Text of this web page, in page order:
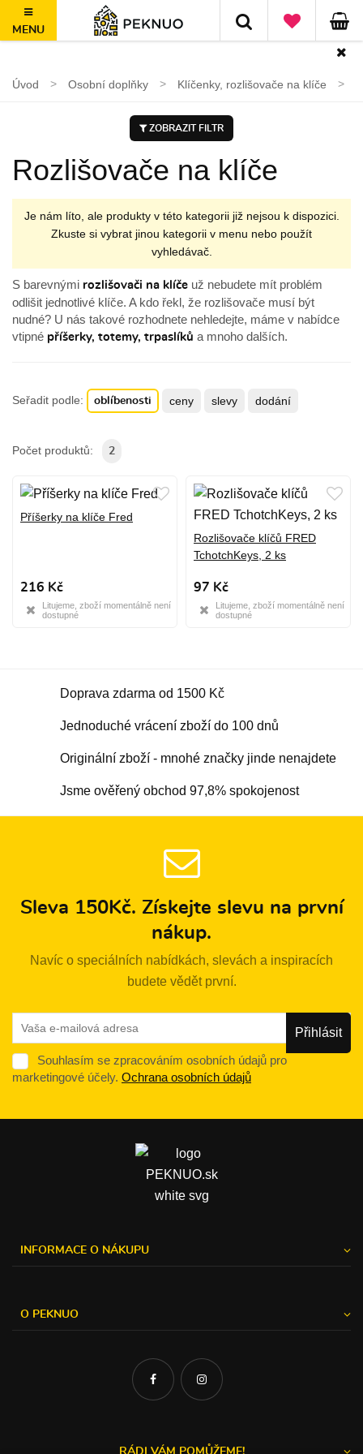
MENU
Úvod Osobní doplňky Klíčenky, rozlišovače na klíče
ZOBRAZIT FILTR
Rozlišovače na klíče
Je nám líto, ale produkty v této kategorii již nejsou k dispozici.
Zkuste si vybrat jinou kategorii v menu nebo použít
vyhledávač.
S barevnými rozlišovači na klíče už nebudete mít problém
odlišit jednotlivé klíče. A kdo řekl, že rozlišovače musí být
nudné? U nás takové rozhodnete nehledejte, máme v nabídce
vtipné příšerky, totemy, trpaslíků a mnoho dalších.
Seřadit podle: oblíbenosti ceny slevy dodání
Počet produktů: 2
Příšerky na klíče Fred
216 Kč
Litujeme, zboží momentálně není
dostupné
Rozlišovače klíčů FRED
TchotchKeys, 2 ks
97 Kč
Litujeme, zboží momentálně není
dostupné
Doprava zdarma od 1500 Kč
Jednoduché vrácení zboží do 100 dnů
Originální zboží - mnohé značky jinde nenajdete
Jsme ověřený obchod 97,8% spokojenost
Sleva 150Kč. Získejte slevu na první
nákup.
Navíc o speciálních nabídkách, slevách a inspiracích
budete vědět první.
Souhlasím se zpracováním osobních údajů pro
marketingové účely. Ochrana osobních údajů
INFORMACE O NÁKUPU
O PEKNUO
RÁDI VÁM POMŮŽEME!